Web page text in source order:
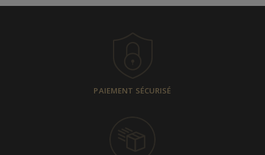
PAIEMENT SÉCURISÉ